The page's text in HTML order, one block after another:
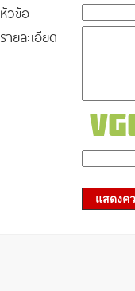
หัวข้อ
รายละเอียด
แสดงค